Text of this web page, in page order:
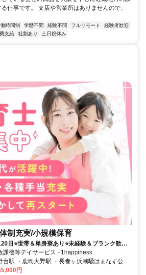
仕事です。 支店や営業所はありませんので、
時間制 学歴不問 経験不問 フルリモート
経験者歓迎
支給 社割あり 土日祝休み
制充実/小規模保育
日⭐世帯＆単身寮あり⭐未経験＆ブランク歓迎⭐
デイサービスです✨
課後等デイサービス +1happiness
台駅 ・鹿島大野駅 ・長者ヶ浜潮騒はまなす公園
円